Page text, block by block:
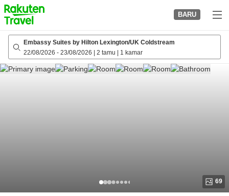
to
top
page
BARU
Embassy Suites by Hilton Lexington/UK Coldstream
22/08/2026 - 23/08/2026 2 tamu 1 kamar
69